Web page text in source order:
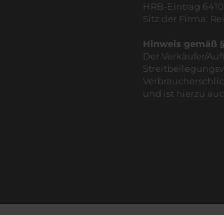
HRB-Eintrag
Sitz der Firma:
Hinweis gemäß
Der Verkäufer/
und ist hierzu